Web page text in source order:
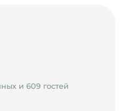
и 609 гостей